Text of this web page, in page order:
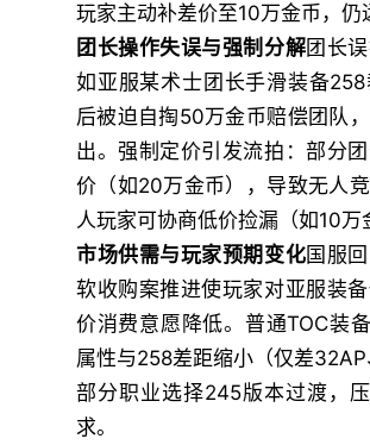
玩家主动补差价至10万金币，仍
团长操作失误与强制分解团长
如亚服某术士团长手滑装备
后被迫自掏50万金币赔偿团队
出。强制定价引发流拍：部分
价（如20万金币），导致无人
人玩家可协商低价捡漏（如10万
市场供需与玩家预期变化国服
软收购案推进使玩家对亚服装
价消费意愿降低。普通TOC装
属性与258差距缩小（仅差32AP
部分职业选择245版本过渡，
求。